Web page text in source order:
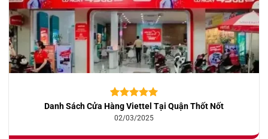
5.00trên 5
dựa trên
10
Danh Sách Cửa Hàng Viettel Tại Quận Thốt Nốt
02/03/2025